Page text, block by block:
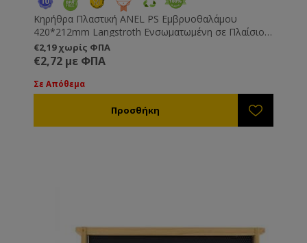
Κηρήθρα Πλαστική ANEL PS Εμβρυοθαλάμου
420*212mm Langstroth Ενσωματωμένη σε Πλαίσιο
Ξύλινο Ακέρωτη
€2,19 χωρίς ΦΠΑ
€2,72 με ΦΠΑ
Σε Απόθεμα